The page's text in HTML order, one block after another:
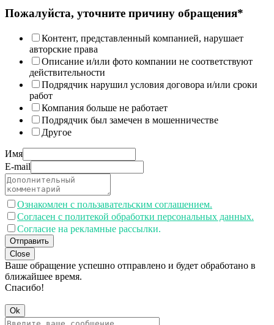
Пожалуйста, уточните причину обращения*
Контент, представленный компанией, нарушает
авторские права
Описание и/или фото компании не соответствуют
действительности
Подрядчик нарушил условия договора и/или сроки
работ
Компания больше не работает
Подрядчик был замечен в мошенничестве
Другое
Имя
E-mail
Ознакомлен с пользавательским соглашением.
Согласен с политекой обработки персональных данных.
Согласие на рекламные рассылки.
Отправить
Close
Ваше обращение успешно отправлено и будет обработано в
ближайшее время.
Спасибо!
Ok